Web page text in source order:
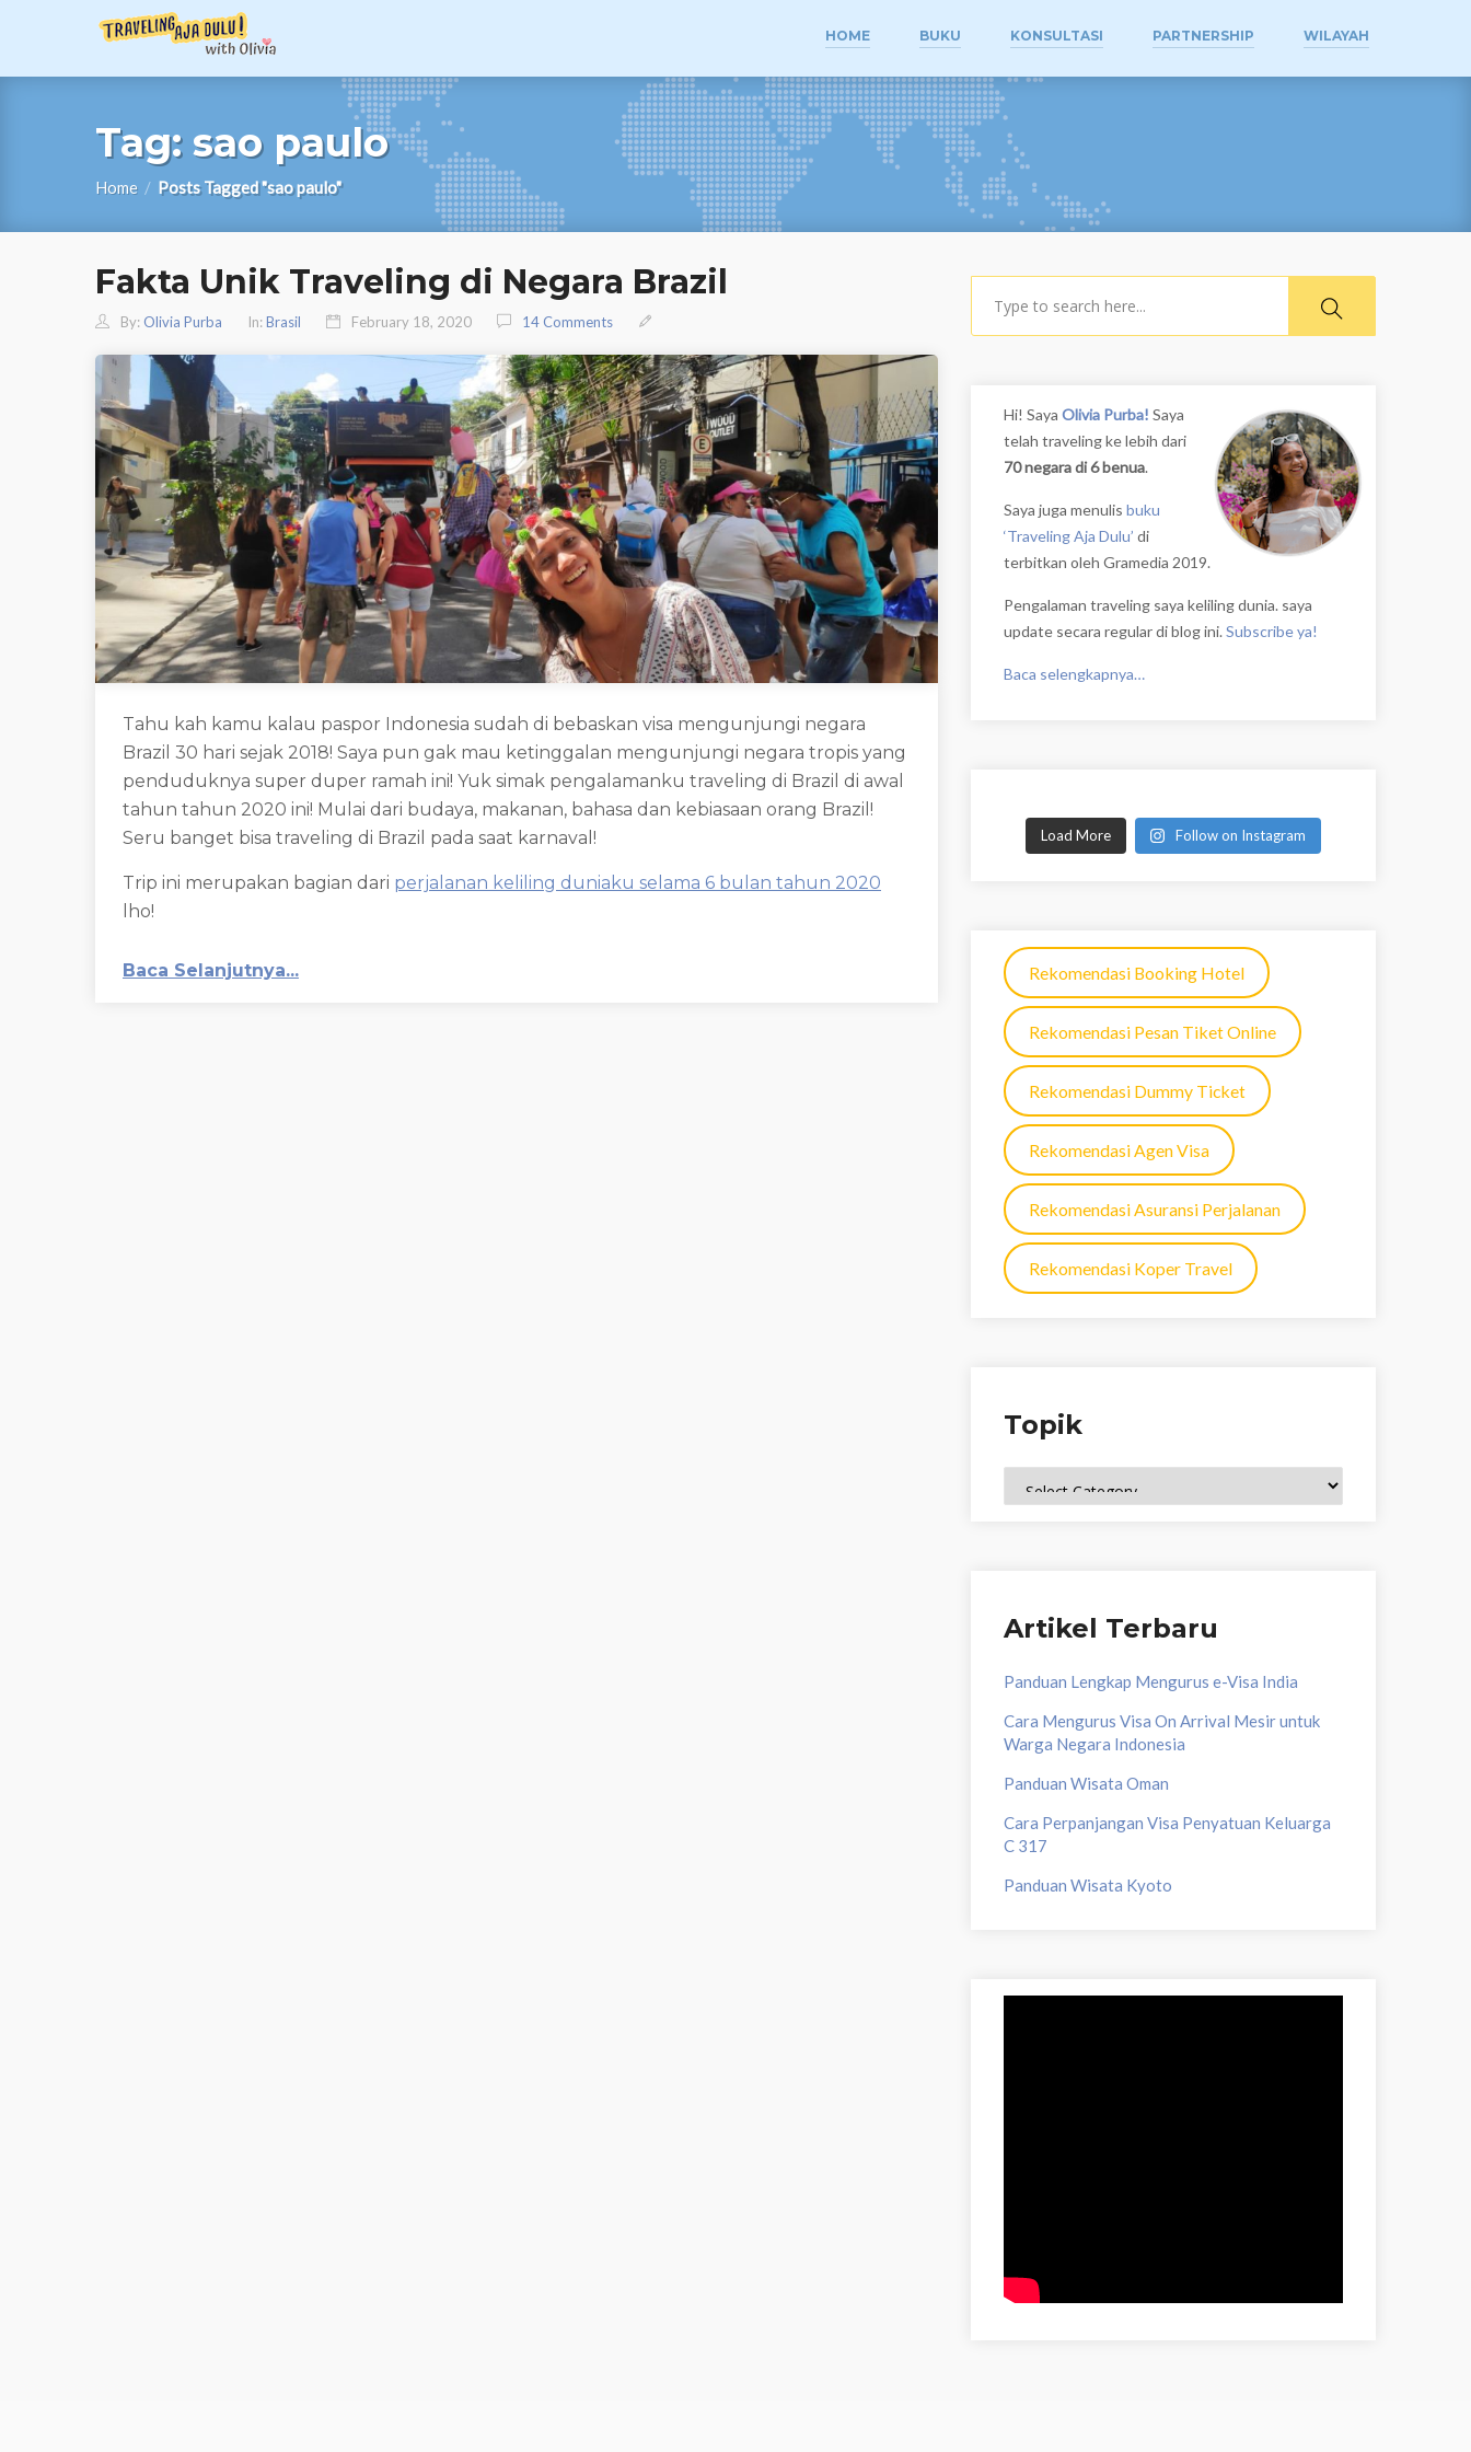
HOME BUKU KONSULTASI PARTNERSHIP WILAYAH
Tag: sao paulo
Home / Posts Tagged "sao paulo"
Fakta Unik Traveling di Negara Brazil
By: Olivia Purba In: Brasil February 18, 2020 14 Comments
Tahu kah kamu kalau paspor Indonesia sudah di bebaskan visa mengunjungi negara
Brazil 30 hari sejak 2018! Saya pun gak mau ketinggalan mengunjungi negara tropis yang
penduduknya super duper ramah ini! Yuk simak pengalamanku traveling di Brazil di awal
tahun tahun 2020 ini! Mulai dari budaya, makanan, bahasa dan kebiasaan orang Brazil!
Seru banget bisa traveling di Brazil pada saat karnaval!
Trip ini merupakan bagian dari perjalanan keliling duniaku selama 6 bulan tahun 2020
lho!
Baca Selanjutnya...
Hi! Saya Olivia Purba! Saya
telah traveling ke lebih dari
70 negara di 6 benua.
Saya juga menulis buku
‘Traveling Aja Dulu’ di
terbitkan oleh Gramedia 2019.
Pengalaman traveling saya keliling dunia. saya
update secara regular di blog ini. Subscribe ya!
Baca selengkapnya…
Load More Follow on Instagram
Rekomendasi Booking Hotel
Rekomendasi Pesan Tiket Online
Rekomendasi Dummy Ticket
Rekomendasi Agen Visa
Rekomendasi Asuransi Perjalanan
Rekomendasi Koper Travel
Topik
Artikel Terbaru
Panduan Lengkap Mengurus e-Visa India
Cara Mengurus Visa On Arrival Mesir untuk
Warga Negara Indonesia
Panduan Wisata Oman
Cara Perpanjangan Visa Penyatuan Keluarga
C 317
Panduan Wisata Kyoto